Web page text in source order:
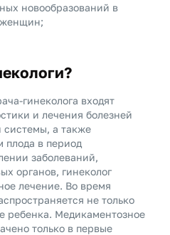
новообразований в
женщин;
гинеколога входят
и лечения болезней
системы, а также
плода в период
заболеваний,
органов, гинеколог
лечение. Во время
не только
ребенка. Медикаментозное
только в первые